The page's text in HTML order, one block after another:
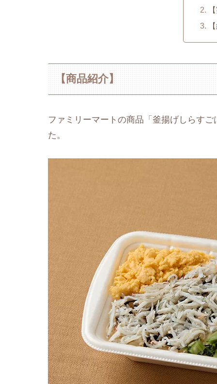
【商品紹介】
ファミリーマートの商品「釜揚げしらす
た。